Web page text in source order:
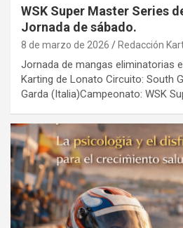
WSK Super Master Series
Jornada de sábado.
8 de marzo de 2026 Redacción
Jornada de mangas eliminatorias
Karting de Lonato Circuito: South
Garda (Italia)Campeonato: WSK